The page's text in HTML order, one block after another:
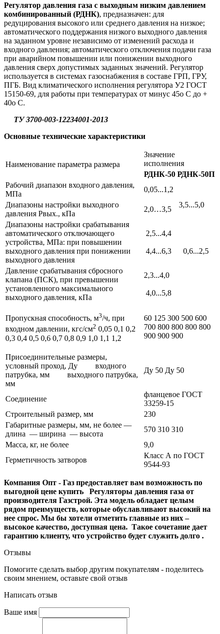
Регулятор давления газа с выходным низким давлением
комбинированный (РДНК), предназначен: для
редуцирования высокого или среднего давления на низкое;
автоматического поддержания низкого выходного давления
на заданном уровне независимо от изменений расхода и
входного давления; автоматического отключения подачи газа
при аварийном повышении или понижении выходного
давления сверх допустимых заданных значений. Регулятор
используется в системах газоснабжения в составе ГРП, ГРУ,
ПГБ. Вид климатического исполнения регулятора У2 ГОСТ
15150-69, для работы при температурах от минус 45o С до +
40o С.
ТУ 3700-003-12234001-2013
Основные технические характеристики
Наименование параметра размера
Значение
исполнения
РДНК-50 РДНК-50П
Рабочий диапазон входного давления,
МПа
0,05...1,2
Диапазоны настройки выходного
давления Рвых., кПа
2,0…3,5
3,5...5,0
Диапазоны настройки срабатывания
автоматического отключающего
устройства, МПа: при повышении
выходного давления при понижении
выходного давления
2,5...4,4
4,4...6,3 0,6...2,5
Давление срабатывания сбросного
клапана (ПСК), при превышении
установленного максимального
выходного давления, кПа
2,3...4,0
4,0...5,8
Пропускная способность, м3/ч, при
входном давлении, кгс/см2 0,05 0,1 0,2
0,3 0,4 0,5 0,6 0,7 0,8 0,9 1,0 1,1 1,2
60 125 300 500 600
700 800 800 800 800
900 900 900
Присоединительные размеры,
условный проход, Ду входного
патрубка, мм выходного патрубка,
мм
Ду 50 Ду 50
Соединение
фланцевое ГОСТ
33259-15
Строительный размер, мм
230
Габаритные размеры, мм, не более —
длина — ширина — высота
570 310 310
Масса, кг, не более
9,0
Герметичность затворов
Класс А по ГОСТ
9544-93
Компания Опт - Газ предоставляет вам возможность по
выгодной цене купить Регуляторы давления газа от
производителя Газстрой. Эта модель обладает целым
рядом преимуществ, которые обуславливают высокий на
нее спрос. Мы бы хотели отметить главные из них –
высокое качество, доступная цена. Такое сочетание дает
гарантию клиенту, что устройство будет служить долго .
Отзывы
Помогите сделать выбор другим покупателям - поделитесь
своим мнением, оставьте свой отзыв
Написать отзыв
Ваше имя